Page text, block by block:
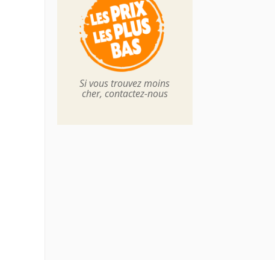
Si vous trouvez moins
cher, contactez-nous